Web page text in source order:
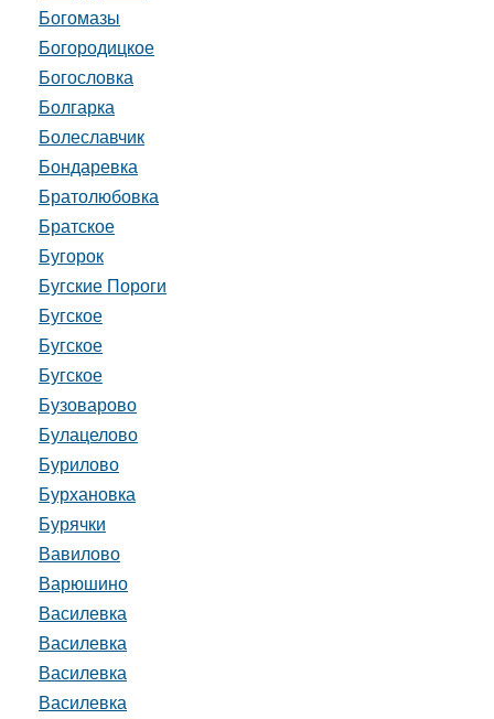
Богомазы
Богородицкое
Богословка
Болгарка
Болеславчик
Бондаревка
Братолюбовка
Братское
Бугорок
Бугские Пороги
Бугское
Бугское
Бугское
Бузоварово
Булацелово
Бурилово
Бурхановка
Бурячки
Вавилово
Варюшино
Василевка
Василевка
Василевка
Василевка